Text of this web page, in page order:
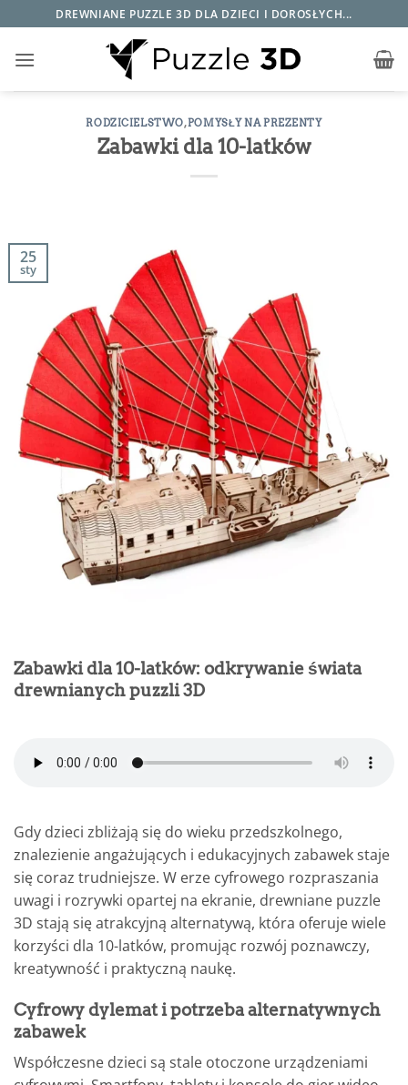
do
zawartości
DREWNIANE PUZZLE 3D DLA DZIECI I DOROSŁYCH...
RODZICIELSTWO,POMYSŁY NA PREZENTY
Zabawki dla 10-latków
25
sty
Zabawki dla 10-latków: odkrywanie świata
drewnianych puzzli 3D
Gdy dzieci zbliżają się do wieku przedszkolnego,
znalezienie angażujących i edukacyjnych zabawek staje
się coraz trudniejsze. W erze cyfrowego rozpraszania
uwagi i rozrywki opartej na ekranie, drewniane puzzle
3D stają się atrakcyjną alternatywą, która oferuje wiele
korzyści dla 10-latków, promując rozwój poznawczy,
kreatywność i praktyczną naukę.
Cyfrowy dylemat i potrzeba alternatywnych
zabawek
Współczesne dzieci są stale otoczone urządzeniami